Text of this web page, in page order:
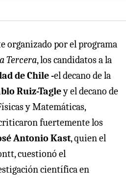
organizado por el programa
Tercera, los candidatos a la
de Chile -el decano de la
Ruiz-Tagley el decano de
y Matemáticas,
fuertemente los
Antonio Kast, quien el
cuestionó el
científica en